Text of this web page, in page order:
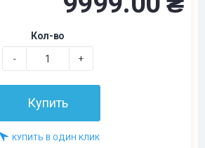
Кол-во
- +
Купить
КУПИТЬ В ОДИН КЛИК